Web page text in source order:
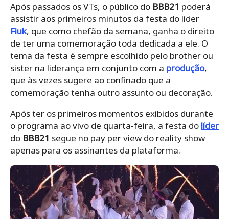
Após passados os VTs, o público do BBB21 poderá
assistir aos primeiros minutos da festa do líder
Fiuk, que como chefão da semana, ganha o direito
de ter uma comemoração toda dedicada a ele. O
tema da festa é sempre escolhido pelo brother ou
sister na liderança em conjunto com a produção,
que às vezes sugere ao confinado que a
comemoração tenha outro assunto ou decoração.
Após ter os primeiros momentos exibidos durante
o programa ao vivo de quarta-feira, a festa do líder
do BBB21 segue no pay per view do reality show
apenas para os assinantes da plataforma.